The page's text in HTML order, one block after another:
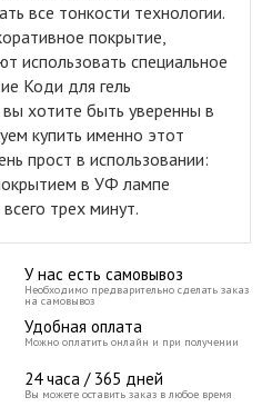
все тонкости технологии.
покрытие,
использовать специальное
Коди для гель
вы хотите быть уверенны в
купить именно этот
прост в использовании:
в УФ лампе
трех минут.
У нас есть самовывоз
Необходимо предварительно сделать заказ
на самовывоз
Удобная оплата
Можно оплатить онлайн и при получении
24 часа / 365 дней
Вы можете оставить заказ в любое время